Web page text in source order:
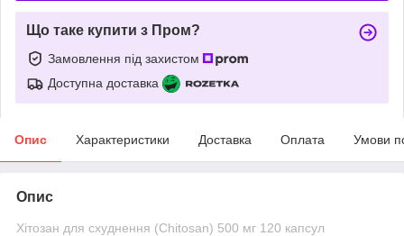
Що таке купити з Пром?
Замовлення під захистом
Доступна доставка
Опис Характеристики Доставка Оплата Умови
Опис
Хітозан для схуднення (Chitosan) 500 мг 120 капсул